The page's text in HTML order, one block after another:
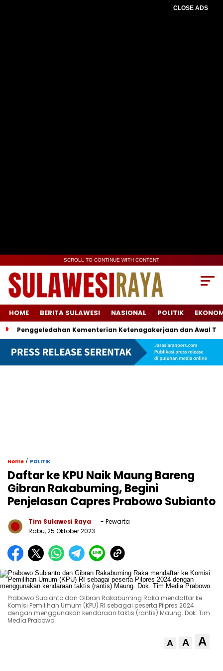
CLOSE ADS
SCROLL TO CONTINUE WITH CONTENT
HOME BERITA SULAWESI NASIONAL POLITIK
Penggeledahan Kementerian Ketenagakerjaan dan Awal
Home / POLITIK
Daftar ke KPU Naik Maung Bareng
Gibran Rakabuming, Begini
Penjelasan Capres Prabowo Subianto
Tim Sulawesi Raya
- Pewarta
Rabu, 25 Oktober 2023
Prabowo Subianto dan Gibran Rakabuming Raka mendaftar ke
Komisi Pemilihan Umum (KPU) RI sebagai peserta Pilpres 2024
dengan menggunakan kendaraan taktis (rantis) Maung. Dok. Tim
Media Prabowo.
A A A